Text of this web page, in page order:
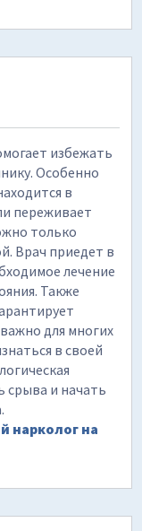
избежать
Особенно
в
переживает
только
Врач приедет в
лечение
Также
для многих
в своей
срыва и начать
нарколог на